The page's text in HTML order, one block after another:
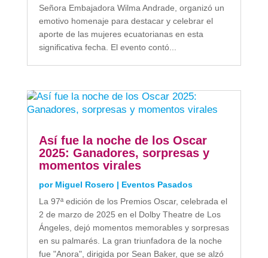
Señora Embajadora Wilma Andrade, organizó un
emotivo homenaje para destacar y celebrar el
aporte de las mujeres ecuatorianas en esta
significativa fecha. El evento contó...
Así fue la noche de los Oscar
2025: Ganadores, sorpresas y
momentos virales
por Miguel Rosero | Eventos Pasados
La 97ª edición de los Premios Oscar, celebrada el
2 de marzo de 2025 en el Dolby Theatre de Los
Ángeles, dejó momentos memorables y sorpresas
en su palmarés. La gran triunfadora de la noche
fue "Anora", dirigida por Sean Baker, que se alzó